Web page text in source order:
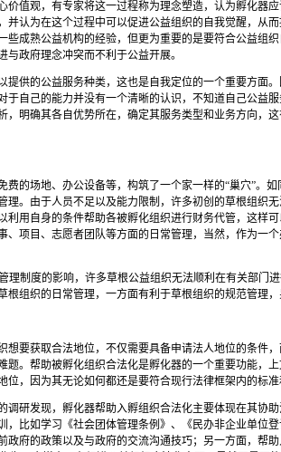
价值观，有专家将这一过程称为理念塑造，认为孵化器
并认为在这个过程中可以促进公益组织的自我觉醒，从
些成熟公益机构的经验，但更为重要的是要符合公益组
政府理念冲突而不利于公益开展。
提供的公益服务种类，这也是自我定位的一个重要方面
于自己的能力并没有一个清晰的认识，不知道自己公益
明确其各自优势所在，确定其服务类型和业务方向，
费的场地、办公设备等，构筑了一个家一样的“巢穴”。
理。由于人员不足以及能力限制，许多初创的草根组织
利用自身的条件帮助各被孵化组织进行财务代管，这样
、项目、志愿者团队等方面的日常管理，当然，作为一
理制度的影响，许多草根公益组织无法顺利在有关部门
组织的日常管理，一方面有利于草根组织的规范管理，
要获取合法地位，不仅需要具备申请法人地位的条件，
题。帮助被孵化组织合法化是孵化器的一个重要功能，
，因为其无论如何都还是要符合现行法律框架内的标准
调研发现，孵化器帮助入孵组织合法化主要体现在其协
，比如学习《社会团体管理条例》、《民办非企业单位
政府的政策以及与政府的交流沟通技巧；另一方面，帮